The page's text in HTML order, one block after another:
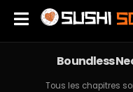
Boundless
Tous les chapitres